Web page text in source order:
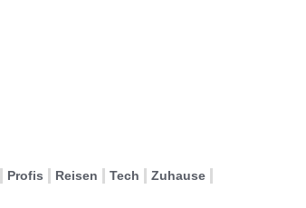
Profis Reisen Tech Zuhause